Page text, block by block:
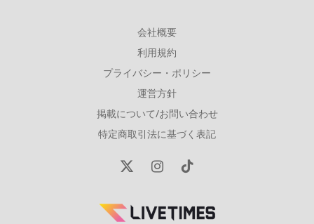
会社概要
利用規約
プライバシー・ポリシー
運営方針
掲載について/お問い合わせ
特定商取引法に基づく表記
X
InstagramTikTok